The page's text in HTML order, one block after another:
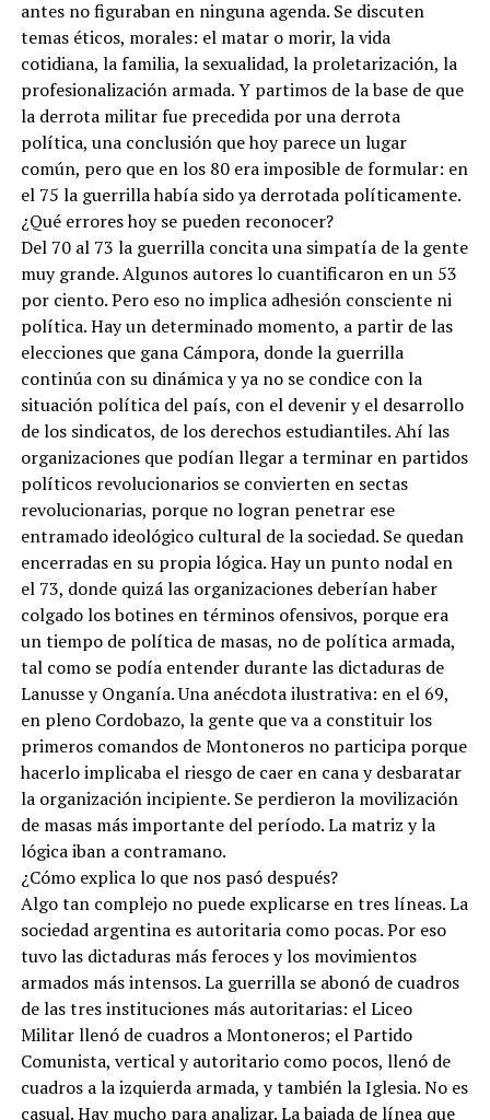
antes no figuraban en ninguna agenda. Se discuten
temas éticos, morales: el matar o morir, la vida
cotidiana, la familia, la sexualidad, la proletarización, la
profesionalización armada. Y partimos de la base de que
la derrota militar fue precedida por una derrota
política, una conclusión que hoy parece un lugar
común, pero que en los 80 era imposible de formular: en
el 75 la guerrilla había sido ya derrotada políticamente.
¿Qué errores hoy se pueden reconocer?
Del 70 al 73 la guerrilla concita una simpatía de la gente
muy grande. Algunos autores lo cuantificaron en un 53
por ciento. Pero eso no implica adhesión consciente ni
política. Hay un determinado momento, a partir de las
elecciones que gana Cámpora, donde la guerrilla
continúa con su dinámica y ya no se condice con la
situación política del país, con el devenir y el desarrollo
de los sindicatos, de los derechos estudiantiles. Ahí las
organizaciones que podían llegar a terminar en partidos
políticos revolucionarios se convierten en sectas
revolucionarias, porque no logran penetrar ese
entramado ideológico cultural de la sociedad. Se quedan
encerradas en su propia lógica. Hay un punto nodal en
el 73, donde quizá las organizaciones deberían haber
colgado los botines en términos ofensivos, porque era
un tiempo de política de masas, no de política armada,
tal como se podía entender durante las dictaduras de
Lanusse y Onganía. Una anécdota ilustrativa: en el 69,
en pleno Cordobazo, la gente que va a constituir los
primeros comandos de Montoneros no participa porque
hacerlo implicaba el riesgo de caer en cana y desbaratar
la organización incipiente. Se perdieron la movilización
de masas más importante del período. La matriz y la
lógica iban a contramano.
¿Cómo explica lo que nos pasó después?
Algo tan complejo no puede explicarse en tres líneas. La
sociedad argentina es autoritaria como pocas. Por eso
tuvo las dictaduras más feroces y los movimientos
armados más intensos. La guerrilla se abonó de cuadros
de las tres instituciones más autoritarias: el Liceo
Militar llenó de cuadros a Montoneros; el Partido
Comunista, vertical y autoritario como pocos, llenó de
cuadros a la izquierda armada, y también la Iglesia. No es
casual. Hay mucho para analizar. La bajada de línea que